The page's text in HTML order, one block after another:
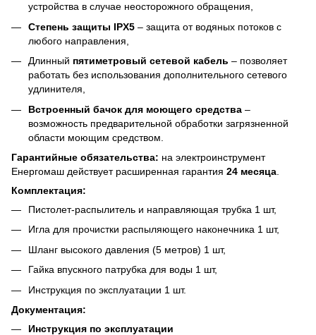
устройства в случае неосторожного обращения,
Степень защиты IPX5 – защита от водяных потоков с
любого направления,
Длинный пятиметровый сетевой кабель – позволяет
работать без использования дополнительного сетевого
удлинителя,
Встроенный бачок для моющего средства –
возможность предварительной обработки загрязненной
области моющим средством.
Гарантийные обязательства: на электроинструмент
Енергомаш действует расширенная гарантия 24 месяца
Комплектация:
Пистолет-распылитель и направляющая трубка 1 шт,
Игла для прочистки распыляющего наконечника 1 шт,
Шланг высокого давления (5 метров) 1 шт,
Гайка впускного патрубка для воды 1 шт,
Инструкция по эксплуатации 1 шт.
Документация:
Инструкция по эксплуатации